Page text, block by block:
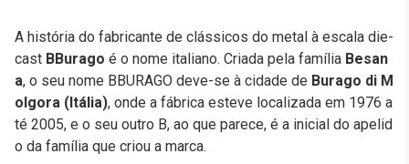
A história do fabricante de clássicos do metal à escala die-
cast BBurago é o nome italiano. Criada pela família Besan
a, o seu nome BBURAGO deve-se à cidade de Burago di M
olgora (Itália), onde a fábrica esteve localizada em 1976 a
té 2005, e o seu outro B, ao que parece, é a inicial do apelid
o da família que criou a marca.